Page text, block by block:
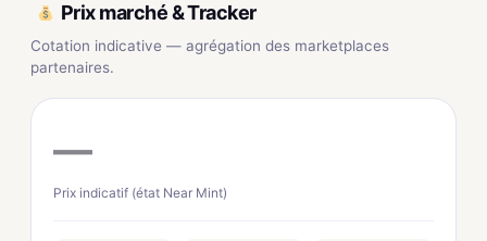
Prix marché & Tracker
Cotation indicative — agrégation des marketplaces
partenaires.
—
Prix indicatif (état Near Mint)